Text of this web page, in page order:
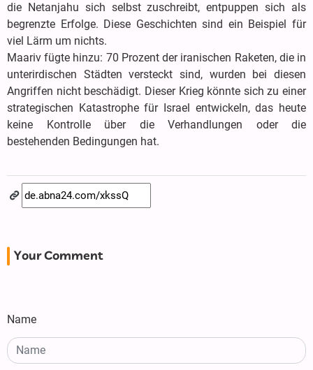
die Netanjahu sich selbst zuschreibt, entpuppen sich als
begrenzte Erfolge. Diese Geschichten sind ein Beispiel für
viel Lärm um nichts.
Maariv fügte hinzu: 70 Prozent der iranischen Raketen, die in
unterirdischen Städten versteckt sind, wurden bei diesen
Angriffen nicht beschädigt. Dieser Krieg könnte sich zu einer
strategischen Katastrophe für Israel entwickeln, das heute
keine Kontrolle über die Verhandlungen oder die
bestehenden Bedingungen hat.
Your Comment
Name